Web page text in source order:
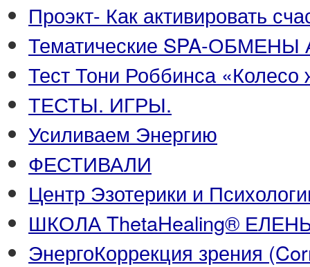
Проэкт- Как активировать
Тематические SPA-ОБМЕНЫ
Тест Тони Роббинса «Колесо
ТЕСТЫ. ИГРЫ.
Усиливаем Энергию
ФЕСТИВАЛИ
Центр Эзотерики и
ШКОЛА ThetaHealing®
ЭнергоКоррекция зрения